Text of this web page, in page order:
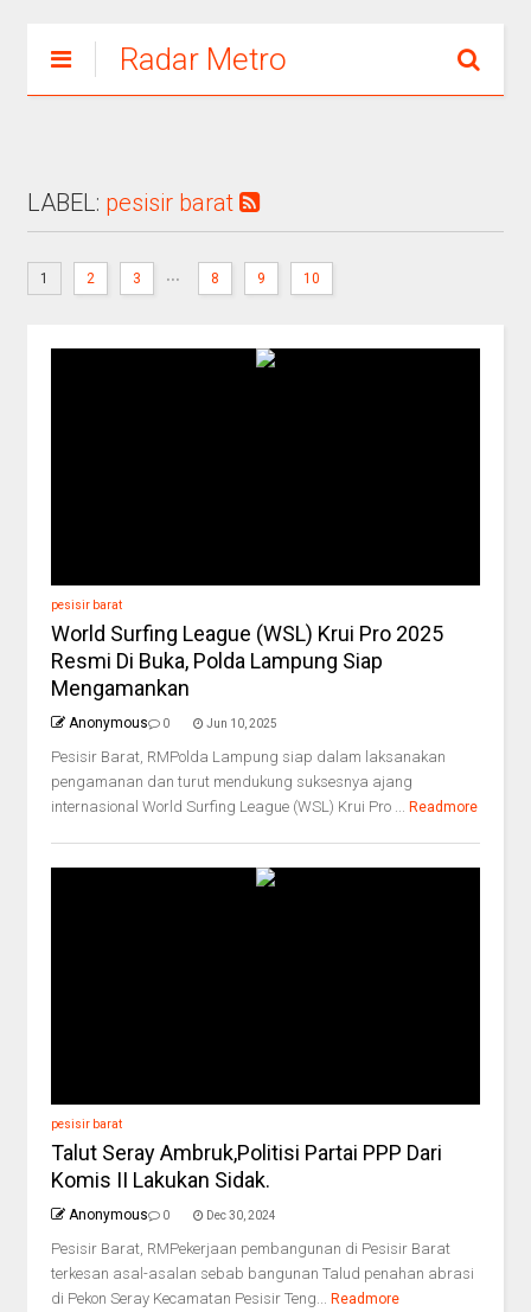
Radar Metro
LABEL: pesisir barat
1 2 3 ... 8 9 10
pesisir barat
World Surfing League (WSL) Krui Pro 2025
Resmi Di Buka, Polda Lampung Siap
Mengamankan
Anonymous 0 Jun 10, 2025
Pesisir Barat, RMPolda Lampung siap dalam laksanakan
pengamanan dan turut mendukung suksesnya ajang
internasional World Surfing League (WSL) Krui Pro ... Readmore
pesisir barat
Talut Seray Ambruk,Politisi Partai PPP Dari
Komis II Lakukan Sidak.
Anonymous 0 Dec 30, 2024
Pesisir Barat, RMPekerjaan pembangunan di Pesisir Barat
terkesan asal-asalan sebab bangunan Talud penahan abrasi
di Pekon Seray Kecamatan Pesisir Teng... Readmore